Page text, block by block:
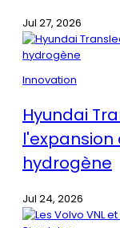
Jul 27, 2026
Innovation
Hyundai
l'expansion
hydrogène
Jul 24, 2026